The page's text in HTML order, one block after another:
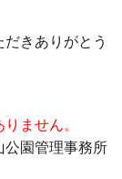
きありがとう
ません。
公園管理事務所